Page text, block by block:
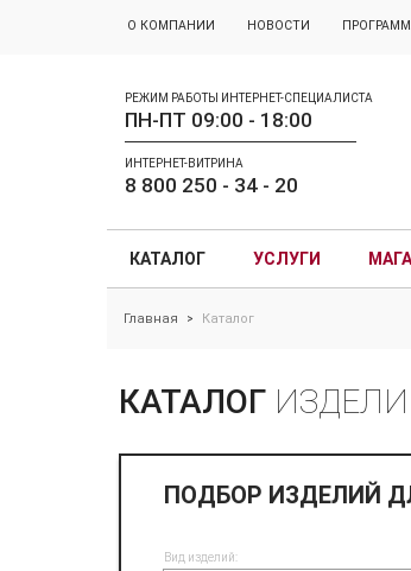
О КОМПАНИИ НОВОСТИ
РЕЖИМ РАБОТЫ ИНТЕРНЕТ-СПЕЦИАЛИСТА
ПН-ПТ 09:00 - 18:00
ИНТЕРНЕТ-ВИТРИНА
8 800 250 - 34 - 20
КАТАЛОГ УСЛУГИ
Главная > Каталог
КАТАЛОГ
ПОДБОР ИЗДЕЛИЙ
Вид изделий: